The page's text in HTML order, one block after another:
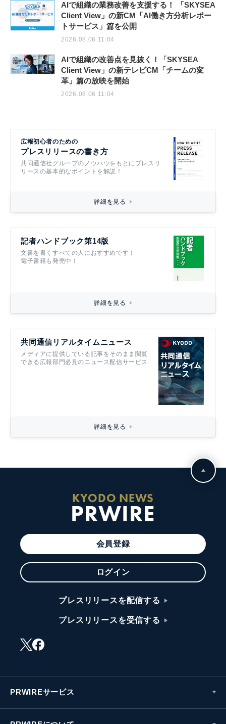
AIで組織の業務改善を支援する！ 「SKYSEA
Client View」の新CM「AI働き方分析レポー
トサービス」篇を公開
2026.08.06 11:04
AIで組織の改善点を見抜く！「SKYSEA
Client View」の新テレビCM「チームの変
革」篇の放映を開始
2026.08.06 11:04
広報初心者のための
プレスリリースの書き方
共同通信社グループのノウハウをもとにプレスリ
リースの基本的なポイントを解説！
詳細を見る
記者ハンドブック第14版
文書を書くすべての人におすすめです！
電子書籍も発売中！
詳細を見る
共同通信リアルタイムニュース
メディアに提供している記事をそのまま閲覧
できる広報部門必見のニュース配信サービス
詳細を見る
KYODO NEWS
PRWIRE
会員登録
ログイン
プレスリリースを配信する
プレスリリースを受信する
PRWIREサービス